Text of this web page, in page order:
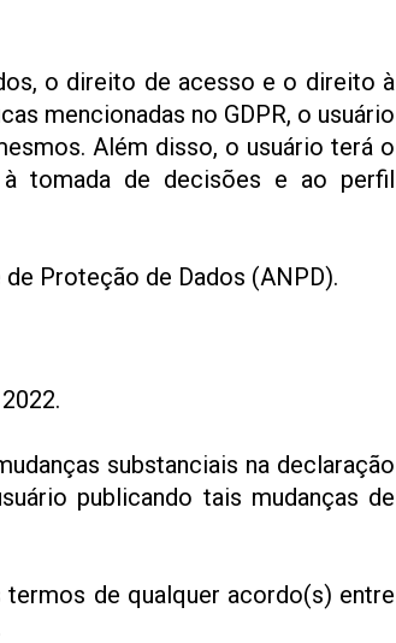
o direito de acesso e o direito à
mencionadas no GDPR, o usuário
Além disso, o usuário terá o
tomada de decisões e ao perfil
Proteção de Dados (ANPD).
substanciais na declaração
publicando tais mudanças de
termos de qualquer acordo(s) entre